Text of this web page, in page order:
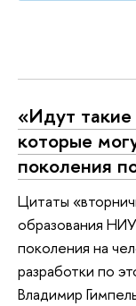
«Идут
которые
поколения
Цитаты
образования
поколения на
разработки по
Владимир